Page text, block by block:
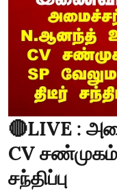
🔴LIVE :
CV
சந்திப்பு